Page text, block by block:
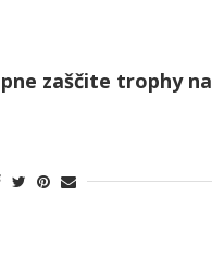
zaščite trophy na